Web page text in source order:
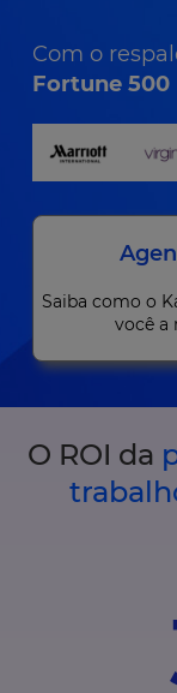
Com o
Fortune 500
Saiba como o
você a
O ROI da